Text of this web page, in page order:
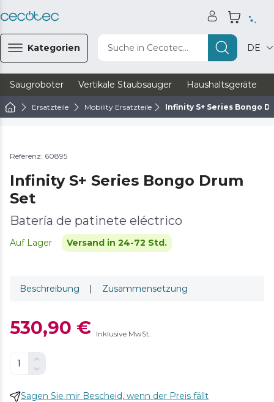
Kategorien Suche in Cecotec... DE
Saugroboter Vertikale Staubsauger Haushaltsgeräte
Ersatzteile Mobility Ersatzteile Infinity S+ Series Bongo
Referenz: 60895
Infinity S+ Series Bongo Drum
Set
Batería de patinete eléctrico
Auf Lager Versand in 24-72 Std.
Beschreibung | Zusammensetzung
530,90 € Inklusive MwSt.
Sagen Sie mir Bescheid, wenn der Preis fällt